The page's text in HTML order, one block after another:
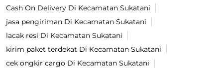
Mailing Service
E-commerce Service
Freight Forwarding Service
Tag